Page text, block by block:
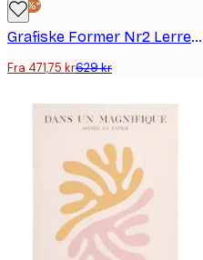
-25%*
Grafiske Former Nr2 Lerretsbilde
Fra 471,75 kr629 kr